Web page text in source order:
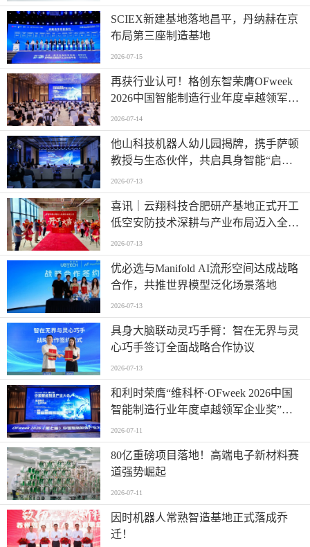
SCIEX新建基地落地昌平，丹纳赫在京
布局第三座制造基地
2026-07-15
再获行业认可！格创东智荣膺OFweek
2026中国智能制造行业年度卓越领军企
业奖
2026-07-14
他山科技机器人幼儿园揭牌，携手萨顿
教授与生态伙伴，共启具身智能“启蒙
时代”
2026-07-13
喜讯｜云翔科技合肥研产基地正式开工
低空安防技术深耕与产业布局迈入全新
阶段
2026-07-13
优必选与Manifold AI流形空间达成战略
合作，共推世界模型泛化场景落地
2026-07-13
具身大脑联动灵巧手臂：智在无界与灵
心巧手签订全面战略合作协议
2026-07-13
和利时荣膺“维科杯·OFweek 2026中国
智能制造行业年度卓越领军企业奖”，
以自主创新实力引领智造新浪潮
2026-07-11
80亿重磅项目落地！高端电子新材料赛
道强势崛起
2026-07-11
因时机器人常熟智造基地正式落成乔
迁！